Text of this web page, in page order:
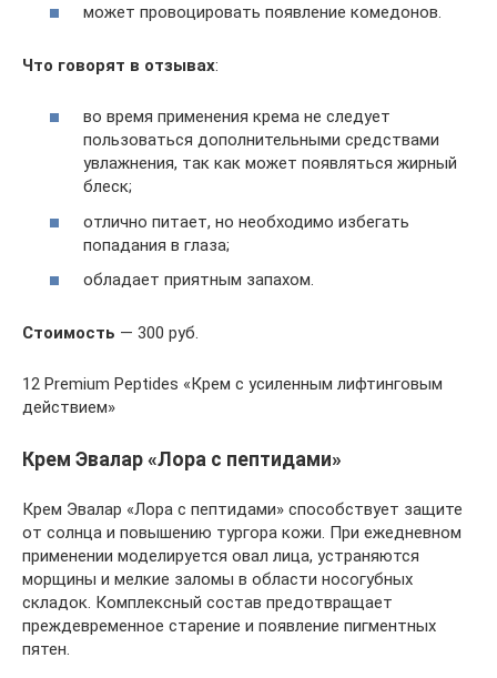
может провоцировать появление комедонов.
Что говорят в отзывах:
во время применения крема не следует
пользоваться дополнительными средствами
увлажнения, так как может появляться жирный
блеск;
отлично питает, но необходимо избегать
попадания в глаза;
обладает приятным запахом.
Стоимость — 300 руб.
12 Premium Peptides «Крем с усиленным лифтинговым
действием»
Крем Эвалар «Лора с пептидами»
Крем Эвалар «Лора с пептидами» способствует защите
от солнца и повышению тургора кожи. При ежедневном
применении моделируется овал лица, устраняются
морщины и мелкие заломы в области носогубных
складок. Комплексный состав предотвращает
преждевременное старение и появление пигментных
пятен.